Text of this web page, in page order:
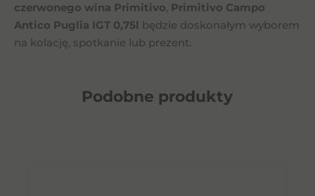
czerwonego wina Primitivo, Primitivo Campo
Antico Puglia IGT 0,75l będzie doskonałym wyborem
na kolację, spotkanie lub prezent.
Podobne produkty